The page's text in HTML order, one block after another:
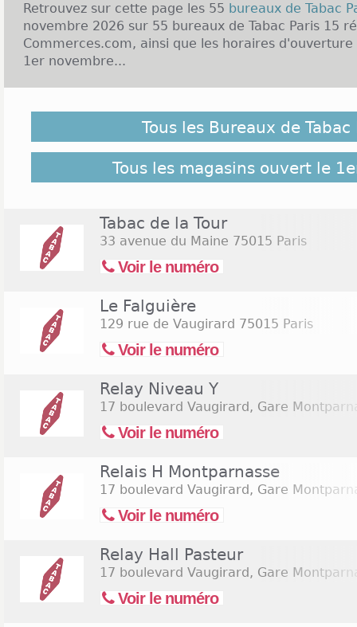
Retrouvez sur cette page les 55 bureaux de Tabac
novembre 2026 sur 55 bureaux de Tabac Paris 15
Commerces.com, ainsi que les horaires d'ouverture
1er novembre...
le 1er novembre 2026 ne soient pas répertoriés ici,
pour retrouver l'ensemble des Tabac Paris 15
55 bureaux de Tabac Paris 15
Tous les Bureaux de Tabac
Tous les magasins ouvert le
Tabac de la Tour
33 avenue du Maine 75015 Paris
Voir le numéro
Le Falguière
129 rue de Vaugirard 75015 Paris
Voir le numéro
Relay Niveau Y
17 boulevard Vaugirard, Gare
Voir le numéro
Relais H Montparnasse
17 boulevard Vaugirard, Gare
Voir le numéro
Relay Hall Pasteur
17 boulevard Vaugirard, Gare
Voir le numéro